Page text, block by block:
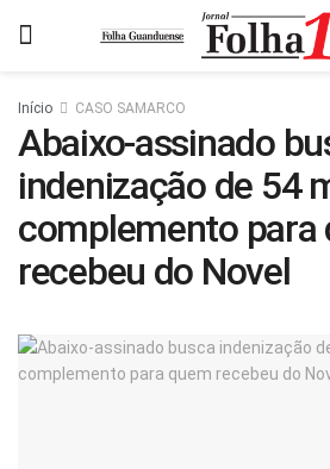
Início CASO SAMARCO
Abaixo-assinado
indenização de 54
complemento para
recebeu do Novel